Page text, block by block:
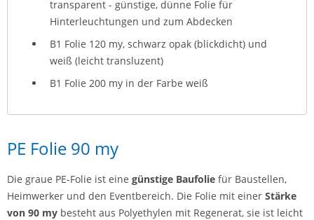
transparent - günstige, dünne Folie für
Hinterleuchtungen und zum Abdecken
B1 Folie 120 my, schwarz opak (blickdicht) und
weiß (leicht transluzent)
B1 Folie 200 my in der Farbe weiß
PE Folie 90 my
Die graue PE-Folie ist eine günstige Baufolie für Baustellen,
Heimwerker und den Eventbereich. Die Folie mit einer Stärke
von 90 my besteht aus Polyethylen mit Regenerat, sie ist leicht